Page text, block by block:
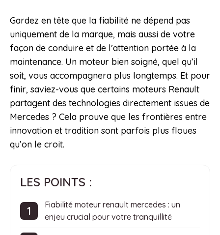
Gardez en tête que la fiabilité ne dépend pas
uniquement de la marque, mais aussi de votre
façon de conduire et de l’attention portée à la
maintenance. Un moteur bien soigné, quel qu’il
soit, vous accompagnera plus longtemps. Et pour
finir, saviez-vous que certains moteurs Renault
partagent des technologies directement issues de
Mercedes ? Cela prouve que les frontières entre
innovation et tradition sont parfois plus floues
qu’on le croit.
LES POINTS :
Fiabilité moteur renault mercedes : un
enjeu crucial pour votre tranquillité